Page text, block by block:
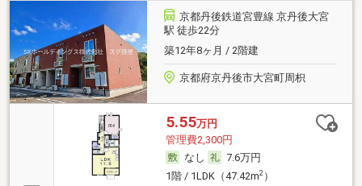
京都丹後鉄道宮豊線 京丹後大宮
駅 徒歩22分
築12年8ヶ月 / 2階建
京都府京丹後市大宮町周枳
5.55万円
管理費2,300円
なし
7.6万円
1階 / 1LDK（47.42m2）